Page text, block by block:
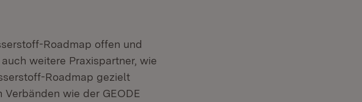
Roadmap offen und
weitere Praxispartner, wie
Roadmap gezielt
wie der GEODE